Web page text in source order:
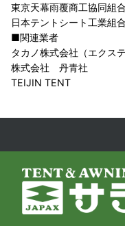
東京天幕雨覆商工協同組合
日本テントシート工業組
■関連業者
タカノ株式会社（エクス
株式会社 丹青社
TEIJIN TENT